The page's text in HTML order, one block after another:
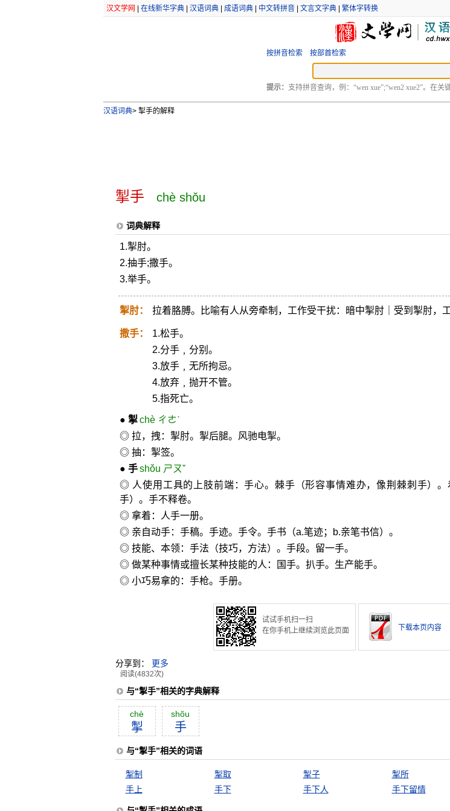
汉文学网 在线新华字典| 汉语词典| 成语词典| 中文转拼音| 文言文字典| 繁体字转换
按拼音检索 按部首检索
提示： 支持拼音查询，例：“wen xue”;“wen2 xue2”。在关
汉语词典>掣手的解释
掣手 chè shǒu
词典解释
1.掣肘。
2.抽手;撒手。
3.举手。
掣肘： 拉着胳膊。比喻有人从旁牵制，工作受干扰：暗中掣肘｜受到掣肘，工
撒手：
1.松手。
2.分手﹐分别。
3.放手﹐无所拘忌。
4.放弃﹐抛开不管。
5.指死亡。
● 掣 chè ㄔㄜˋ
◎ 拉，拽：掣肘。掣后腿。风驰电掣。
◎ 抽：掣签。
● 手 shǒu ㄕㄡˇ
◎ 人使用工具的上肢前端：手心。棘手（形容事情难办，像荆棘刺手）。
手）。手不释卷。
◎ 拿着：人手一册。
◎ 亲自动手：手稿。手迹。手令。手书（a.笔迹；b.亲笔书信）。
◎ 技能、本领：手法（技巧，方法）。手段。留一手。
◎ 做某种事情或擅长某种技能的人：国手。扒手。生产能手。
◎ 小巧易拿的：手枪。手册。
试试手机扫一扫
在你手机上继续浏览此页面
下载本页内容
分享到： 更多
阅读(4832次)
与“掣手”相关的字典解释
chè
掣
shŏu
手
与“掣手”相关的词语
掣制 掣取 掣子 掣所
手上
手下 手下人 手下留情